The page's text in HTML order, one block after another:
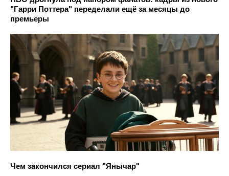
"Гарри Поттера" переделали ещё за месяцы до
премьеры
Чем закончился сериал "Янычар"